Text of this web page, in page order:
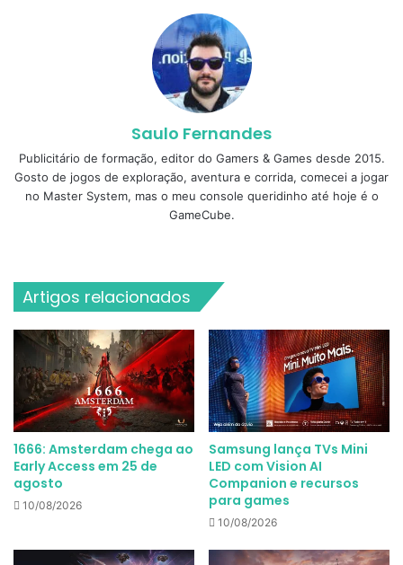
Saulo Fernandes
Publicitário de formação, editor do Gamers & Games desde 2015.
Gosto de jogos de exploração, aventura e corrida, comecei a jogar
no Master System, mas o meu console queridinho até hoje é o
GameCube.
Artigos relacionados
1666: Amsterdam chega ao
Early Access em 25 de
agosto
10/08/2026
Samsung lança TVs Mini
LED com Vision AI
Companion e recursos
para games
10/08/2026